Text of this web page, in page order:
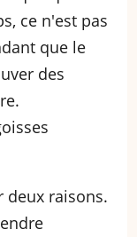
ce n'est pas
que le
des
deux raisons.